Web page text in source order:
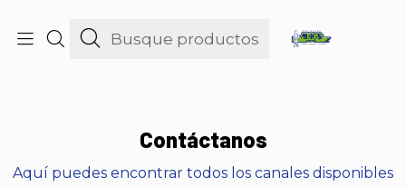
Contáctanos
Aquí puedes encontrar todos los canales disponibles